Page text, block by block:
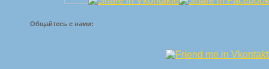
Общайтесь с нами: